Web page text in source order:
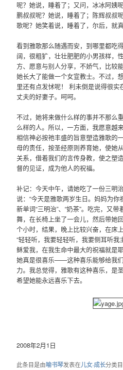
呢？她说，睡着了；又问，冰冰阿姨
鹏叔叔呢？她说，睡着了；陈辉叔
歌呢？她笑着说，睡着了，尔后，
看到雅歌那么随遇而安，到哪里都吃
阔，很粗犷，壮壮肥肥的小男孩样，
方、愿意与别人分享，不娇气，比较
她长大了能做一个女宣教士。不过，
里还有点发怵呢！ 利未倒是说得很实
丈夫的好妻子。呵呵。
不过，她将来做什么样的事并不那么
么样的人。所以，一方面，我愿意越
相信神必按祂丰盛的旨意塑造雅歌的
母的责任，按圣经原则养育她，使她
关系，借着我们的言传身教，使之塑
督的见证，成为他人的祝福。
补记：今天中午，请她吃了一份三明
说：“今天是雅歌两岁生日。妈妈为你
新单词“三明治”、“奶茶”。吃完，又
舞，在长椅上坐了一会儿，然后带她
个小时，结果，晚上比较兴奋，在床
“轻轻听，我要轻轻听，我要侧耳听
稣爱我，在我生命中最大的祝福就是
她真是很喜乐——这种喜乐能够给我
力。我总觉得，雅歌有这种喜乐，是
希望她能永远喜乐下去。
2008年2月1日
此条目是由喻书琴发表在儿女·成长分类